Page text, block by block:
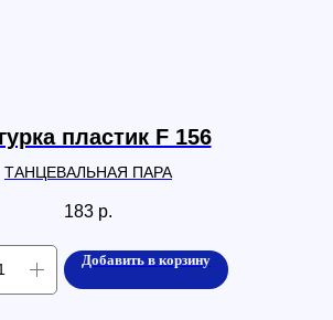
пластик F 156
ТАНЦЕВАЛЬНАЯ ПАРА
183 р.
Добавить в корзину